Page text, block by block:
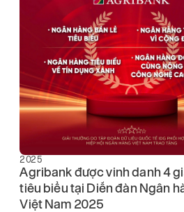
2025
Agribank được vinh danh 4
tiêu biểu tại Diễn đàn Ngân
Việt Nam 2025